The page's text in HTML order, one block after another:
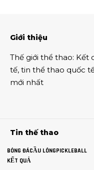
Giới thiệu
Thế giới thể thao: Kết
tế, tin thể thao quốc
mới nhất
Tin thế thao
BÓNG ĐÁCẦU LÔNGPICKLEBALL
KẾT QUẢ